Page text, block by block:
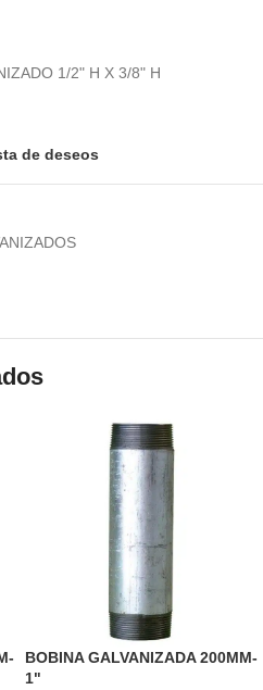
1/2" H X 3/8" H
de deseos
BOBINA GALVANIZADA 200MM-
1"